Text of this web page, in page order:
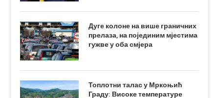
Дуге колоне на више граничних
прелаза, на појединим мјестима
гужве у оба смјера
Топлотни талас у Мркоњић
Граду: Високе температуре